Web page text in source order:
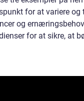
for at variere
og
for at sikre, at